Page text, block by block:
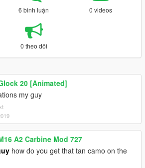
6 bình luận 0 videos
0 theo dõi
20 [Animated]
my guy
A2 Carbine Mod 727
how do you get that tan camo on the